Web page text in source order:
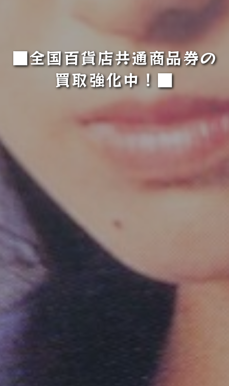
■全国百貨店共通商品券の
買取強化中！■